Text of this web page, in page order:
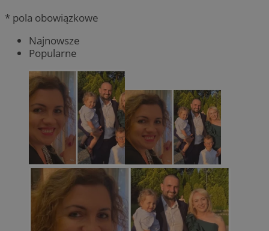
* pola obowiązkowe
Najnowsze
Popularne